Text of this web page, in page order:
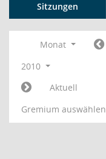
Sitzungen
Monat
2010
Aktuell
Gremium auswählen